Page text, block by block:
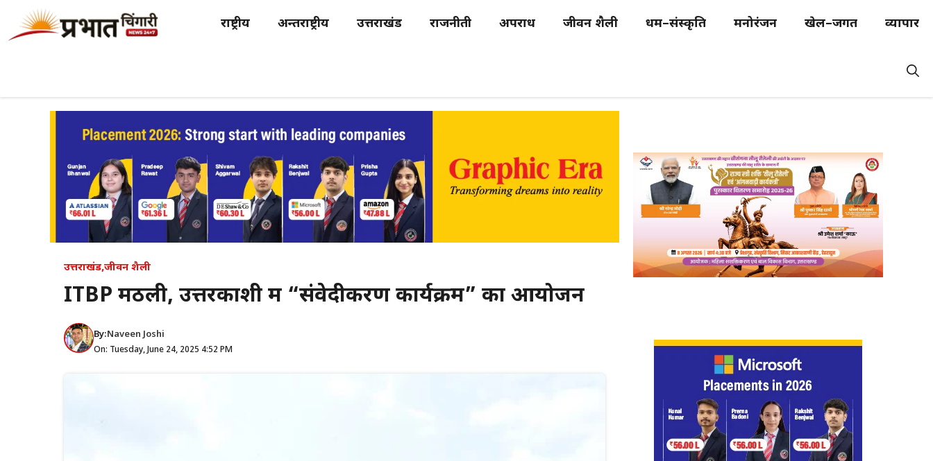
राष्ट्रीय अन्तर्राष्ट्रीय उत्तराखंड राजनीती अपराध जीवन शैली धर्म–संस्कृति मनोरंजन खेल–जगत व्यापार
उत्तराखंड,जीवन शैली
ITBP मठली, उत्तरकाशी में “संवेदीकरण कार्यक्रम” का आयोजन
By:Naveen Joshi
On: Tuesday, June 24, 2025 4:52 PM